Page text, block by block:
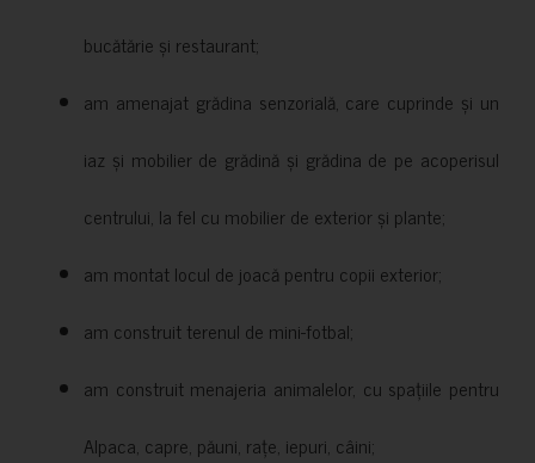
bucătărie și restaurant;
am amenajat grădina senzorială, care cuprinde și un
iaz și mobilier de grădină și grădina de pe acoperisul
centrului, la fel cu mobilier de exterior și plante;
am montat locul de joacă pentru copii exterior;
am construit terenul de mini-fotbal;
am construit menajeria animalelor, cu spațiile pentru
Alpaca, capre, păuni, rațe, iepuri, câini;